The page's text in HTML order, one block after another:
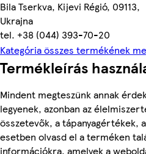
Bila Tserkva, Kijevi Régió, 09113,
Ukrajna
tel. +38 (044) 393-70-20
Kategória összes termékének
Termékleírás
Mindent megteszünk annak
legyenek, azonban az
összetevők, a tápanyagértékek,
esetben olvasd el a terméken
információkra, amelyek a